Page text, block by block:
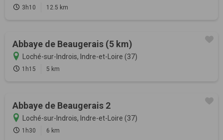
3h10 12.5 km
Abbaye de Beaugerais (5 km)
Loché-sur-Indrois, Indre-et-Loire (37)
1h15 5 km
Abbaye de Beaugerais 2
Loché-sur-Indrois, Indre-et-Loire (37)
1h30 6 km